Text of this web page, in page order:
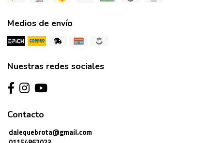
Medios de envío
Nuestras redes sociales
Contacto
dalequebrota@gmail.com